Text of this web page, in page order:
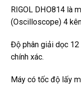
RIGOL DHO814 là
(Oscilloscope) 4
Độ phân giải dọc
chính xác.
Máy có tốc độ lấy